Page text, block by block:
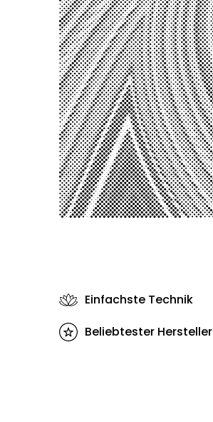
Einfachste Technik
Beliebtester Hersteller